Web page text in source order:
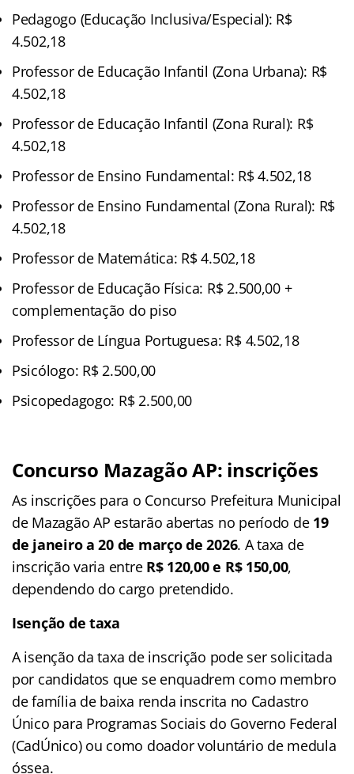
Pedagogo (Educação Inclusiva/Especial): R$
4.502,18
Professor de Educação Infantil (Zona Urbana): R$
4.502,18
Professor de Educação Infantil (Zona Rural): R$
4.502,18
Professor de Ensino Fundamental: R$ 4.502,18
Professor de Ensino Fundamental (Zona Rural): R$
4.502,18
Professor de Matemática: R$ 4.502,18
Professor de Educação Física: R$ 2.500,00 +
complementação do piso
Professor de Língua Portuguesa: R$ 4.502,18
Psicólogo: R$ 2.500,00
Psicopedagogo: R$ 2.500,00
Concurso Mazagão AP: inscrições
As inscrições para o Concurso Prefeitura Municipal
de Mazagão AP estarão abertas no período de 19
de janeiro a 20 de março de 2026. A taxa de
inscrição varia entre R$ 120,00 e R$ 150,00,
dependendo do cargo pretendido.
Isenção de taxa
A isenção da taxa de inscrição pode ser solicitada
por candidatos que se enquadrem como membro
de família de baixa renda inscrita no Cadastro
Único para Programas Sociais do Governo Federal
(CadÚnico) ou como doador voluntário de medula
óssea.